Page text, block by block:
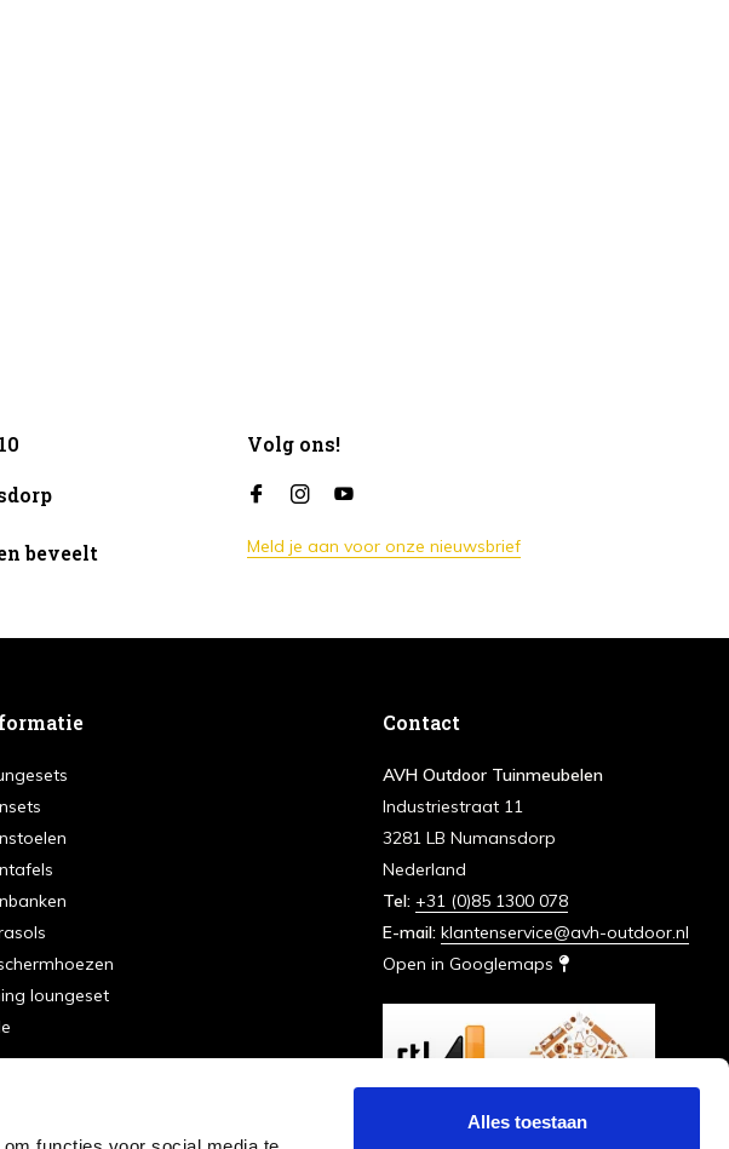
Alles toestaan
beveelt
Volg ons!
Meld je aan voor onze nieuwsbrief
loungeset
Contact
AVH Outdoor Tuinmeubelen
Industriestraat 11
3281 LB Numansdorp
Nederland
Tel: +31 (0)85 1300 078
E-mail: klantenservice@avh-outdoor.nl
Open in Googlemaps